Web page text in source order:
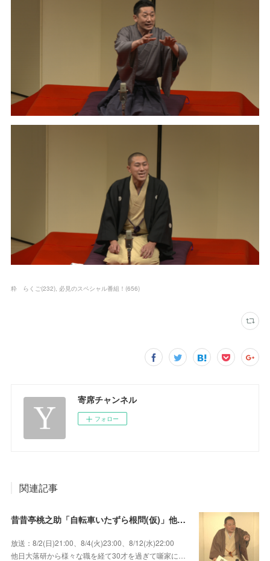
粋 らくご(232) 必見のスペシャル番組！ (656)
寄席チャンネル
フォロー
関連記事
昔昔亭桃之助「自転車いたずら根問(仮)」他～師匠・桃太郎のいない初めての桜の季節の独演会！
放送：8/2(日)21:00、8/4(火)23:00、8/12(水)22:00
他日大落研から様々な職を経て30才を過ぎて噺家に…